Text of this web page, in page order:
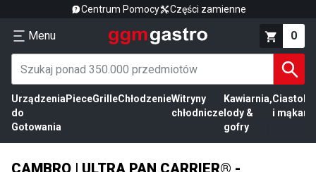
Centrum Pomocy Części zamienne
Menu 0
Urządzenia
do
Gotowania
PieceGrilleChłodzenieWitryny
chłodnicze
Kawiarnia,
lody &
gofry
Ciasto
i mąka
CAMBRO | ULTRA PAN CARRIER® -